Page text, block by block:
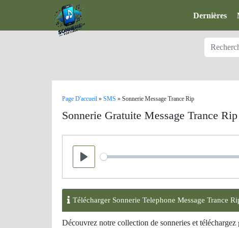
Dernières
Page D'accueil » SMS » Sonnerie Message Trance Rip
Sonnerie Gratuite Message Trance Rip
Play
Seek
Télécharger Sonnerie Telephone Message Trance
Découvrez notre collection de sonneries et